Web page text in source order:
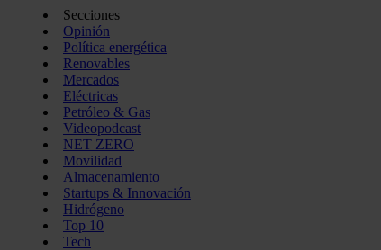
Secciones
Opinión
Política energética
Renovables
Mercados
Eléctricas
Petróleo & Gas
Videopodcast
NET ZERO
Movilidad
Almacenamiento
Startups & Innovación
Hidrógeno
Top 10
Tech